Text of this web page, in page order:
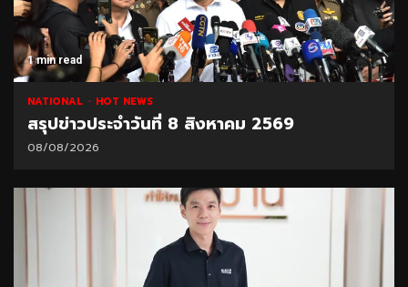
1 min read
NATIONAL HOT NEWS
สรุปข่าวประจำวันที่ 8 สิงหาคม 2569
08/08/2026